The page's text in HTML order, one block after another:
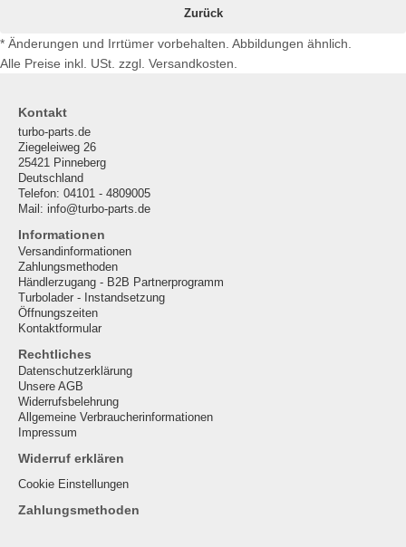
Zurück
* Änderungen und Irrtümer vorbehalten. Abbildungen ähnlich.
Alle Preise inkl. USt. zzgl. Versandkosten.
Kontakt
turbo-parts.de
Ziegeleiweg 26
25421 Pinneberg
Deutschland
Telefon: 04101 - 4809005
Mail: info@turbo-parts.de
Informationen
Versandinformationen
Zahlungsmethoden
Händlerzugang - B2B Partnerprogramm
Turbolader - Instandsetzung
Öffnungszeiten
Kontaktformular
Rechtliches
Datenschutzerklärung
Unsere AGB
Widerrufsbelehrung
Allgemeine Verbraucherinformationen
Impressum
Widerruf erklären
Cookie Einstellungen
Zahlungsmethoden